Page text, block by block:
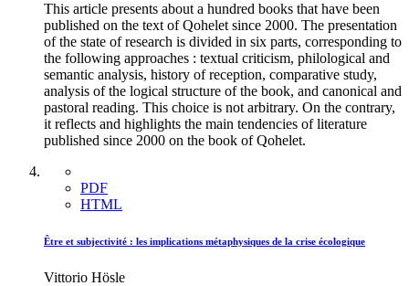
This article presents about a hundred books that have been
published on the text of Qohelet since 2000. The presentation
of the state of research is divided in six parts, corresponding to
the following approaches : textual criticism, philological and
semantic analysis, history of reception, comparative study,
analysis of the logical structure of the book, and canonical and
pastoral reading. This choice is not arbitrary. On the contrary,
it reflects and highlights the main tendencies of literature
published since 2000 on the book of Qohelet.
PDF
HTML
Être et subjectivité : les implications métaphysiques de la crise écologique
Vittorio Hösle